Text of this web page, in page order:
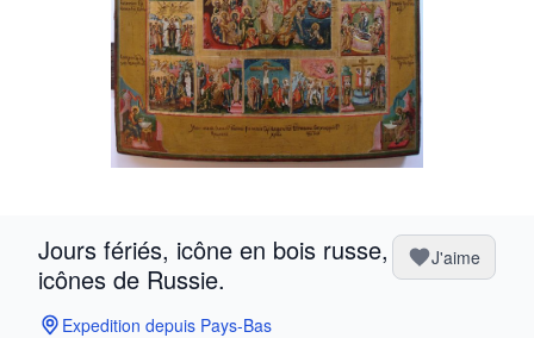
Jours fériés, icône en bois russe,
icônes de Russie.
J'aime
Expedition depuis Pays-Bas